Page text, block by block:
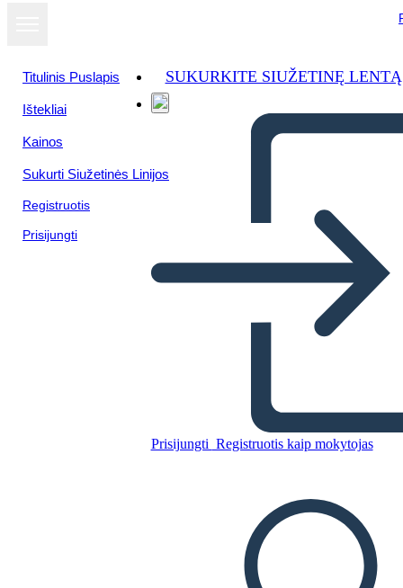
Titulinis Puslapis
Ištekliai
Kainos
Sukurti Siužetinės Linijos
Registruotis
Prisijungti
SUKURKITE SIUŽETINĘ LENTĄ
Prisijungti Registruotis kaip mokytojas
Edward Tulane
SUKURTI SIUŽETINĘ LENTĄ
PALEISTI SKAIDRIŲ DEMONSTRACIJĄ